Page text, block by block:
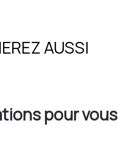
AUSSI
pour vous